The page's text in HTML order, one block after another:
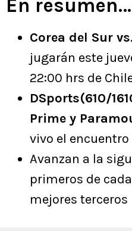
En resumen…
Corea del Sur
jugarán este
22:00 hrs de
DSports(610/
Prime y
vivo el encuentro
Avanzan a la
primeros de
mejores terceros